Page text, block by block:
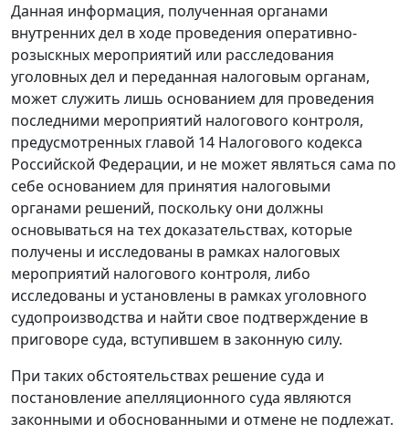
Данная информация, полученная органами
внутренних дел в ходе проведения оперативно-
розыскных мероприятий или расследования
уголовных дел и переданная налоговым органам,
может служить лишь основанием для проведения
последними мероприятий налогового контроля,
предусмотренных главой 14 Налогового кодекса
Российской Федерации, и не может являться сама по
себе основанием для принятия налоговыми
органами решений, поскольку они должны
основываться на тех доказательствах, которые
получены и исследованы в рамках налоговых
мероприятий налогового контроля, либо
исследованы и установлены в рамках уголовного
судопроизводства и найти свое подтверждение в
приговоре суда, вступившем в законную силу.
При таких обстоятельствах решение суда и
постановление апелляционного суда являются
законными и обоснованными и отмене не подлежат.